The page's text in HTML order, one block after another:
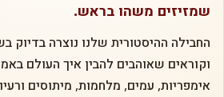
שמזיזים משהו בראש.
החבילה ההיסטורית שלנו נוצרה בדיוק
וקוראים שאוהבים להבין איך העולם
אימפריות, עמים, מלחמות, מיתוסים